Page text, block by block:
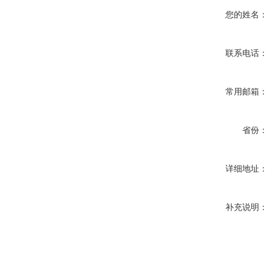
您的姓名：
联系电话：
常用邮箱：
省份：
详细地址：
补充说明：